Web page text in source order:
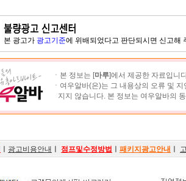
본 광고가 광고기준에 위배되었다고 판단되시면 신고해
ㆍ본 정보는 [마루]에서 제공한 자료입니
ㆍ여우알바(은)는 그 내용상의 오류 및
지지 않습니다. 본 정보는 여우알바의
광고비용안내 점프및수정방법 패키지광고안내